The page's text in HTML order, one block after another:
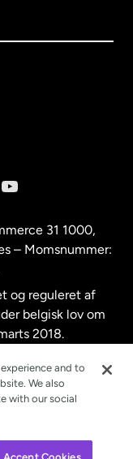
31 1000,
– Momsnummer:
og reguleret af
belgisk lov om
2018.
and to
We also
with our social